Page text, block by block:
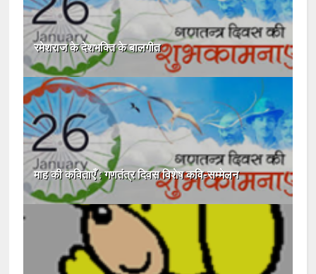
रमेशराज के देशभक्ति के बालगीत
माह की कविताएँ : गणतंत्र दिवस विशेष कवि-सम्मेलन